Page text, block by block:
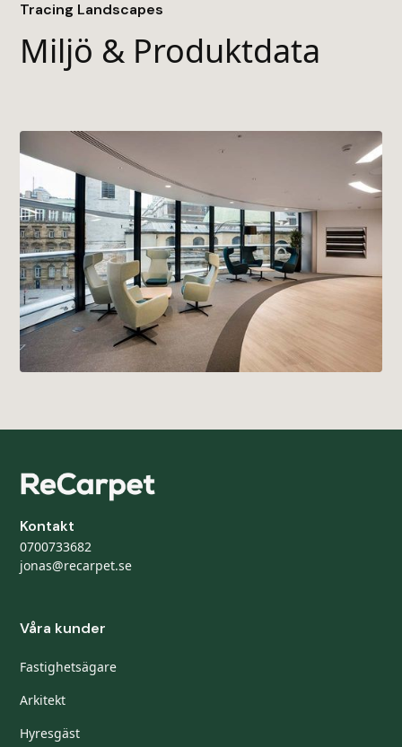
• Baksida
• Byggvarubedömningen
• EPD (Environmental Product Declaration)
Tracing Landscapes
Miljö & Produktdata
Kontakt
0700733682
jonas@recarpet.se
Våra kunder
Fastighetsägare
Arkitekt
Hyresgäst